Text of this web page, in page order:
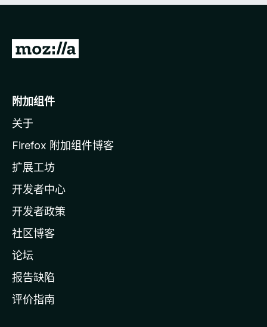
转
o
i
l
a
主
页
附加组件
关于
Firefox 附加组件博客
扩展工坊
开发者中心
开发者政策
社区博客
论坛
报告缺陷
评价指南